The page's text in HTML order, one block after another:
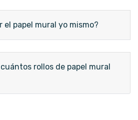
el papel mural yo mismo?
rollos de papel mural